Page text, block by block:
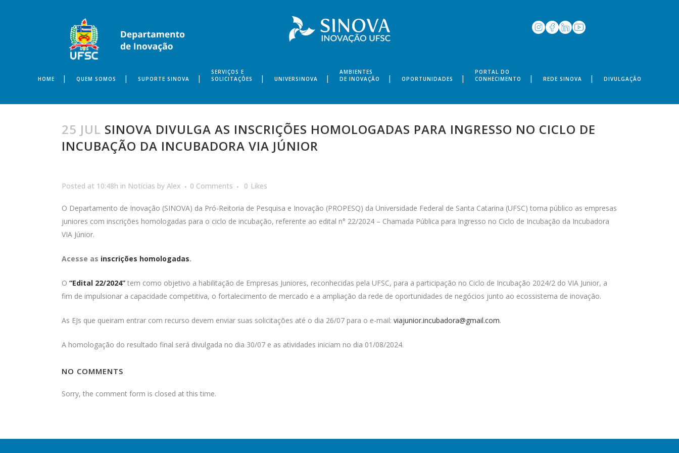
HOME QUEM SOMOS SUPORTE SINOVA
SERVIÇOS E
SOLICITAÇÕES
UNIVERSINOVA
AMBIENTES
DE INOVAÇÃO
OPORTUNIDADES
PORTAL DO
CONHECIMENTO
REDE SINOVA DIVULGAÇÃO
25 JUL SINOVA DIVULGA AS INSCRIÇÕES HOMOLOGADAS PARA INGRESSO NO CICLO DE
INCUBAÇÃO DA INCUBADORA VIA JÚNIOR
Posted at 10:48h in Notícias by Alex 0 Comments 0 Likes
O Departamento de Inovação (SINOVA) da Pró-Reitoria de Pesquisa e Inovação (PROPESQ) da Universidade Federal de Santa Catarina (UFSC) torna público as empresas
juniores com inscrições homologadas para o ciclo de incubação, referente ao edital n° 22/2024 – Chamada Pública para Ingresso no Ciclo de Incubação da Incubadora
VIA Júnior.
Acesse as inscrições homologadas.
O “Edital 22/2024” tem como objetivo a habilitação de Empresas Juniores, reconhecidas pela UFSC, para a participação no Ciclo de Incubação 2024/2 do VIA Junior, a
fim de impulsionar a capacidade competitiva, o fortalecimento de mercado e a ampliação da rede de oportunidades de negócios junto ao ecossistema de inovação.
As EJs que queiram entrar com recurso devem enviar suas solicitações até o dia 26/07 para o e-mail: viajunior.incubadora@gmail.com.
A homologação do resultado final será divulgada no dia 30/07 e as atividades iniciam no dia 01/08/2024.
NO COMMENTS
Sorry, the comment form is closed at this time.